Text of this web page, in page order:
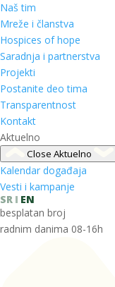
Naš tim
Mreže i članstva
Hospices of hope
Saradnja i partnerstva
Projekti
Postanite deo tima
Transparentnost
Kontakt
Aktuelno
Close Aktuelno
Kalendar događaja
Vesti i kampanje
SR
EN
besplatan broj
radnim danima 08-16h